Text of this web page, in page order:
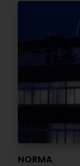
NORMA